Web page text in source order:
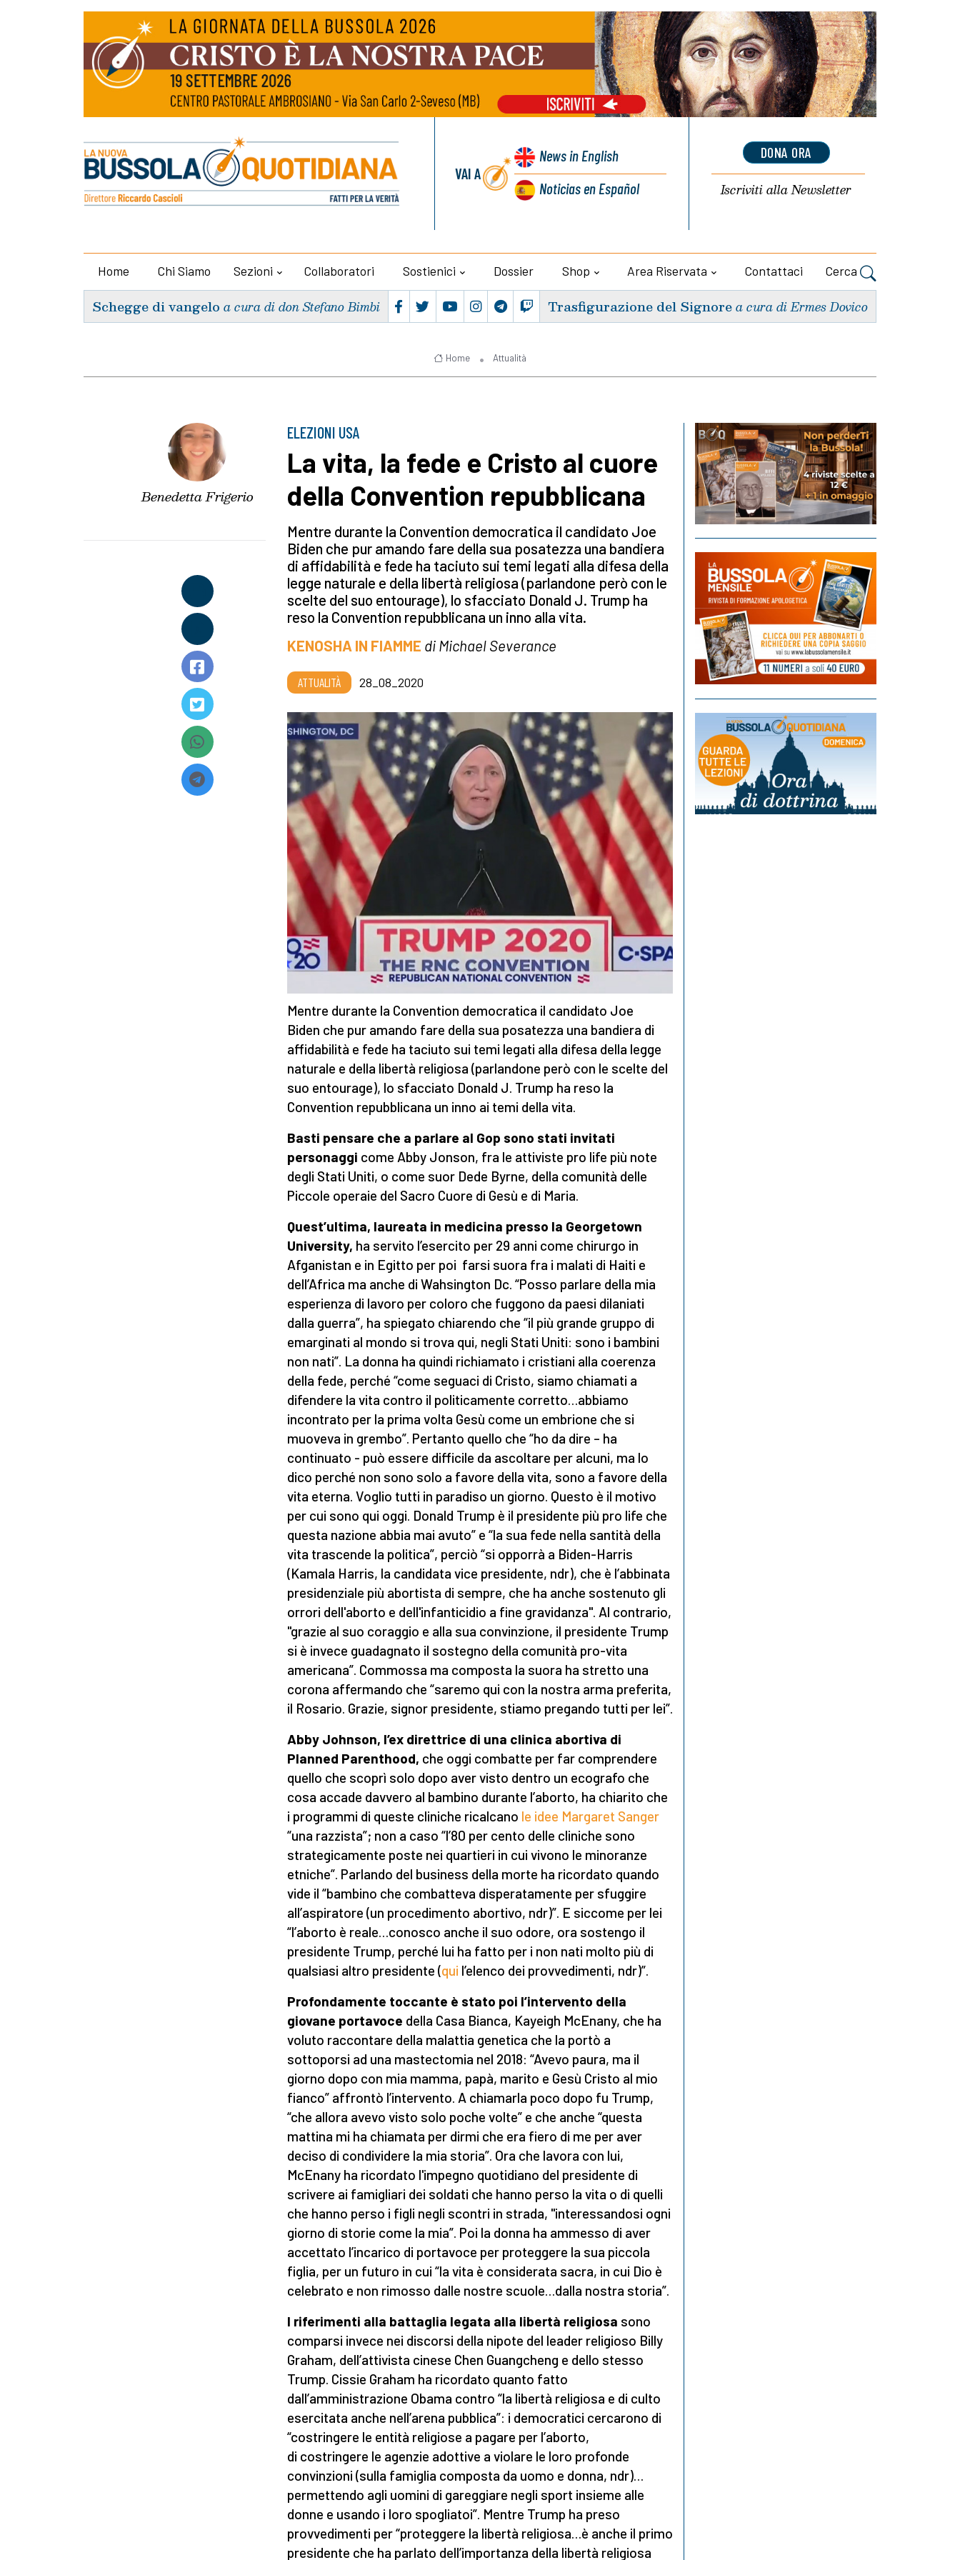
VAI A
Newsin English
Noticiasen Español
DONA ORA
Iscriviti allaNewsletter
Home Chi Siamo Sezioni Collaboratori Sostienici Dossier Shop Area Riservata Contattaci Cerca
Schegge di vangelo a cura di don Stefano Bimbi Trasfigurazione del Signorea cura di Ermes Dovico
Home Attualità
Benedetta Frigerio
ELEZIONI USA
La vita, la fede e Cristo al cuore
della Convention repubblicana
Mentre durante la Convention democratica il candidato Joe
Biden che pur amando fare della sua posatezza una bandiera
di affidabilità e fede ha taciuto sui temi legati alla difesa della
legge naturale e della libertà religiosa (parlandone però con le
scelte del suo entourage), lo sfacciato Donald J. Trump ha
reso la Convention repubblicana un inno alla vita.
KENOSHA IN FIAMME di Michael Severance
ATTUALITÀ 28_08_2020
Mentre durante la Convention democratica il candidato Joe
Biden che pur amando fare della sua posatezza una bandiera di
affidabilità e fede ha taciuto sui temi legati alla difesa della legge
naturale e della libertà religiosa (parlandone però con le scelte del
suo entourage), lo sfacciato Donald J. Trump ha reso la
Convention repubblicana un inno ai temi della vita.
Basti pensare che a parlare al Gop sono stati invitati
personaggi come Abby Jonson, fra le attiviste pro life più note
degli Stati Uniti, o come suor Dede Byrne, della comunità delle
Piccole operaie del Sacro Cuore di Gesù e di Maria.
Quest’ultima, laureata in medicina presso la Georgetown
University, ha servito l’esercito per 29 anni come chirurgo in
Afganistan e in Egitto per poi farsi suora fra i malati di Haiti e
dell’Africa ma anche di Wahsington Dc. “Posso parlare della mia
esperienza di lavoro per coloro che fuggono da paesi dilaniati
dalla guerra”, ha spiegato chiarendo che “il più grande gruppo di
emarginati al mondo si trova qui, negli Stati Uniti: sono i bambini
non nati”. La donna ha quindi richiamato i cristiani alla coerenza
della fede, perché “come seguaci di Cristo, siamo chiamati a
difendere la vita contro il politicamente corretto…abbiamo
incontrato per la prima volta Gesù come un embrione che si
muoveva in grembo”. Pertanto quello che “ho da dire – ha
continuato - può essere difficile da ascoltare per alcuni, ma lo
dico perché non sono solo a favore della vita, sono a favore della
vita eterna. Voglio tutti in paradiso un giorno. Questo è il motivo
per cui sono qui oggi. Donald Trump è il presidente più pro life che
questa nazione abbia mai avuto” e “la sua fede nella santità della
vita trascende la politica”, perciò “si opporrà a Biden-Harris
(Kamala Harris, la candidata vice presidente, ndr), che è l’abbinata
presidenziale più abortista di sempre, che ha anche sostenuto gli
orrori dell'aborto e dell'infanticidio a fine gravidanza". Al contrario,
"grazie al suo coraggio e alla sua convinzione, il presidente Trump
si è invece guadagnato il sostegno della comunità pro-vita
americana”. Commossa ma composta la suora ha stretto una
corona affermando che “saremo qui con la nostra arma preferita,
il Rosario. Grazie, signor presidente, stiamo pregando tutti per lei”.
Abby Johnson, l’ex direttrice di una clinica abortiva di
Planned Parenthood, che oggi combatte per far comprendere
quello che scoprì solo dopo aver visto dentro un ecografo che
cosa accade davvero al bambino durante l’aborto, ha chiarito che
i programmi di queste cliniche ricalcano le idee Margaret Sanger
“una razzista”; non a caso “l’80 per cento delle cliniche sono
strategicamente poste nei quartieri in cui vivono le minoranze
etniche”. Parlando del business della morte ha ricordato quando
vide il “bambino che combatteva disperatamente per sfuggire
all’aspiratore (un procedimento abortivo, ndr)”. E siccome per lei
“l’aborto è reale…conosco anche il suo odore, ora sostengo il
presidente Trump, perché lui ha fatto per i non nati molto più di
qualsiasi altro presidente (qui l’elenco dei provvedimenti, ndr)”.
Profondamente toccante è stato poi l’intervento della
giovane portavoce della Casa Bianca, Kayeigh McEnany, che ha
voluto raccontare della malattia genetica che la portò a
sottoporsi ad una mastectomia nel 2018: “Avevo paura, ma il
giorno dopo con mia mamma, papà, marito e Gesù Cristo al mio
fianco” affrontò l’intervento. A chiamarla poco dopo fu Trump,
“che allora avevo visto solo poche volte” e che anche “questa
mattina mi ha chiamata per dirmi che era fiero di me per aver
deciso di condividere la mia storia”. Ora che lavora con lui,
McEnany ha ricordato l'impegno quotidiano del presidente di
scrivere ai famigliari dei soldati che hanno perso la vita o di quelli
che hanno perso i figli negli scontri in strada, "interessandosi ogni
giorno di storie come la mia”. Poi la donna ha ammesso di aver
accettato l’incarico di portavoce per proteggere la sua piccola
figlia, per un futuro in cui “la vita è considerata sacra, in cui Dio è
celebrato e non rimosso dalle nostre scuole…dalla nostra storia”.
I riferimenti alla battaglia legata alla libertà religiosa sono
comparsi invece nei discorsi della nipote del leader religioso Billy
Graham, dell’attivista cinese Chen Guangcheng e dello stesso
Trump. Cissie Graham ha ricordato quanto fatto
dall’amministrazione Obama contro “la libertà religiosa e di culto
esercitata anche nell’arena pubblica”: i democratici cercarono di
“costringere le entità religiose a pagare per l’aborto,
di costringere le agenzie adottive a violare le loro profonde
convinzioni (sulla famiglia composta da uomo e donna, ndr)…
permettendo agli uomini di gareggiare negli sport insieme alle
donne e usando i loro spogliatoi”. Mentre Trump ha preso
provvedimenti per “proteggere la libertà religiosa…è anche il primo
presidente che ha parlato dell’importanza della libertà religiosa